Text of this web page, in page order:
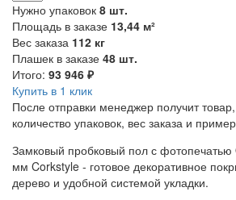
Нужно упаковок 8 шт.
Площадь в заказе 13,44 м²
Вес заказа 112 кг
Плашек в заказе 48 шт.
Итого: 93 946 ₽
Купить в 1 клик
После отправки менеджер получит
количество упаковок, вес заказа и
Замковый пробковый пол с фотопечатью
мм Corkstyle - готовое декоративное
дерево и удобной системой укладки.